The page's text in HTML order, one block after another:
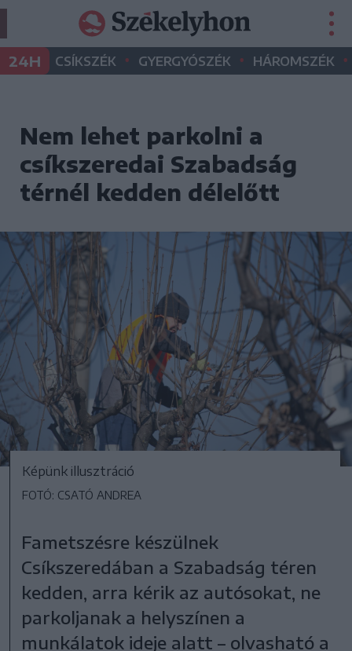
24H CSÍKSZÉK • GYERGYÓSZÉK • HÁROMSZÉK •
Nem lehet parkolni a
csíkszeredai Szabadság
térnél kedden délelőtt
Képünk illusztráció
FOTÓ: CSATÓ ANDREA
Fametszésre készülnek
Csíkszeredában a Szabadság téren
kedden, arra kérik az autósokat, ne
parkoljanak a helyszínen a
munkálatok ideje alatt – olvasható a